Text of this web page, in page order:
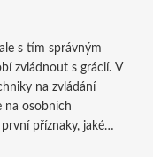
s tím správným
zvládnout s grácií. V
na zvládání
na osobních
příznaky, jaké